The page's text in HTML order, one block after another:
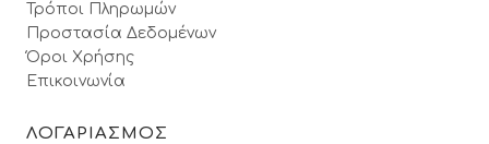
Τρόποι Πληρωμών
Προστασία Δεδομένων
Όροι Xρήσης
Επικοινωνία
ΛΟΓΑΡΙΑΣΜΟΣ